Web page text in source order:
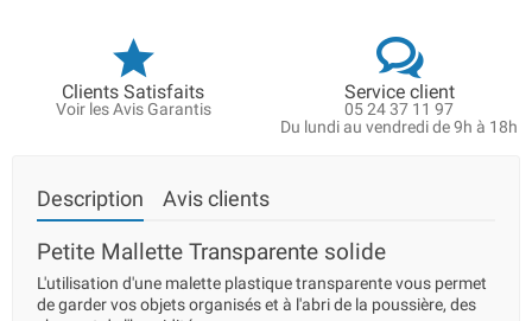
Clients Satisfaits
Voir les Avis Garantis
Service client
05 24 37 11 97
Du lundi au vendredi de 9h à 18h
Description Avis clients
Petite Mallette Transparente solide
L'utilisation d'une malette plastique transparente vous permet
de garder vos objets organisés et à l'abri de la poussière, des